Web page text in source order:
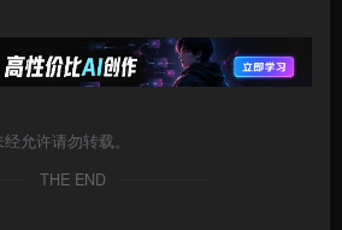
允许请勿转载。
THE END